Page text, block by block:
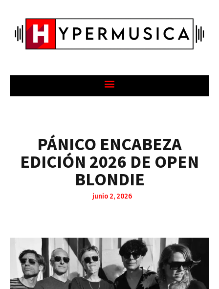
PÁNICO ENCABEZA
EDICIÓN 2026 DE OPEN
BLONDIE
junio 2, 2026